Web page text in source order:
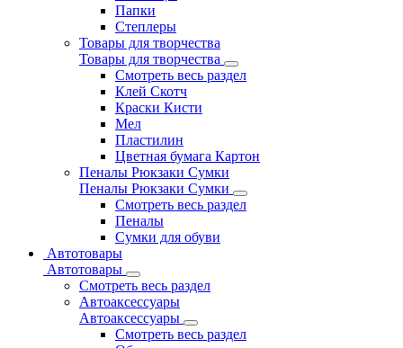
Папки
Степлеры
Товары для творчества
Товары для творчества
Смотреть весь раздел
Клей Скотч
Краски Кисти
Мел
Пластилин
Цветная бумага Картон
Пеналы Рюкзаки Сумки
Пеналы Рюкзаки Сумки
Смотреть весь раздел
Пеналы
Сумки для обуви
Автотовары
Автотовары
Смотреть весь раздел
Автоаксессуары
Автоаксессуары
Смотреть весь раздел